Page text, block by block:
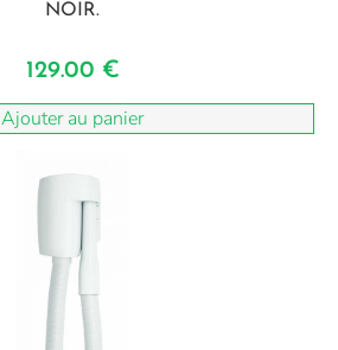
NOIR.
129.00 €
Ajouter au panier